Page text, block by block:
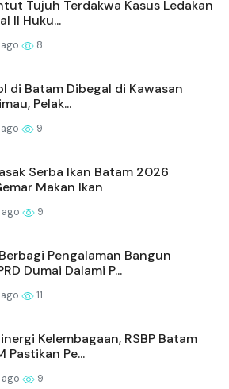
Tujuh Terdakwa Kasus Ledakan
II Huku...
8
di Batam Dibegal di Kawasan
Pelak...
9
Serba Ikan Batam 2026
Makan Ikan
9
Pengalaman Bangun
Dumai Dalami P...
11
Kelembagaan, RSBP Batam
Pastikan Pe...
9